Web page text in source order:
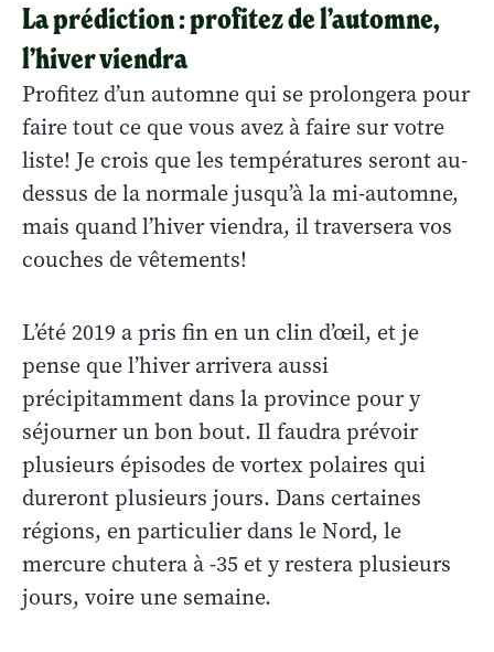
La prédiction : profitez de l’automne,
l’hiver viendra
Profitez d’un automne qui se prolongera pour
faire tout ce que vous avez à faire sur votre
liste! Je crois que les températures seront au-
dessus de la normale jusqu’à la mi-automne,
mais quand l’hiver viendra, il traversera vos
couches de vêtements!
L’été 2019 a pris fin en un clin d’œil, et je
pense que l’hiver arrivera aussi
précipitamment dans la province pour y
séjourner un bon bout. Il faudra prévoir
plusieurs épisodes de vortex polaires qui
dureront plusieurs jours. Dans certaines
régions, en particulier dans le Nord, le
mercure chutera à -35 et y restera plusieurs
jours, voire une semaine.